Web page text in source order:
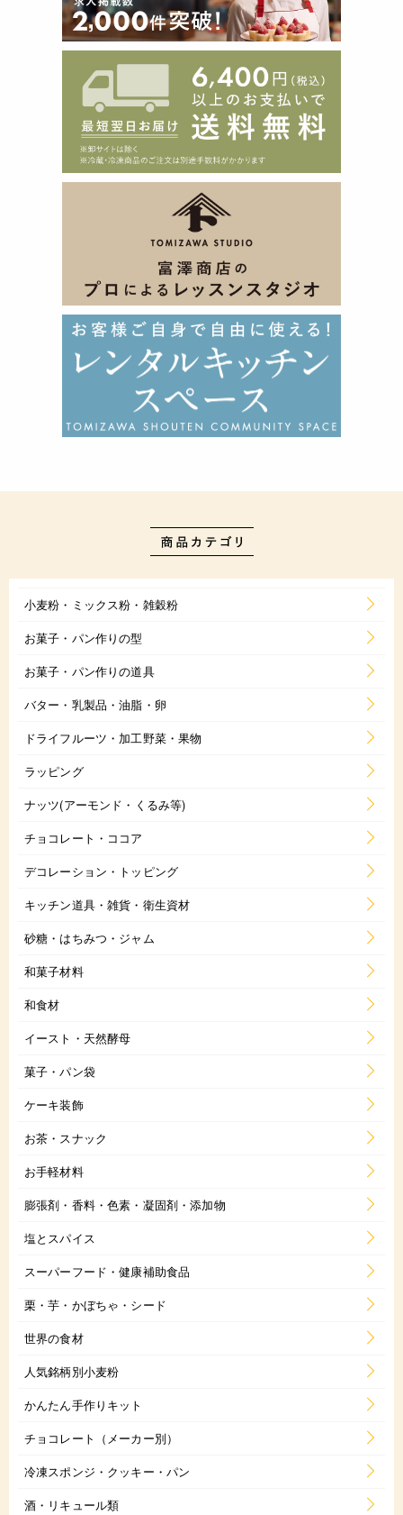
小麦粉・ミックス粉・雑穀粉
お菓子・パン作りの型
お菓子・パン作りの道具
バター・乳製品・油脂・卵
ドライフルーツ・加工野菜・果物
ラッピング
ナッツ(アーモンド・くるみ等)
チョコレート・ココア
デコレーション・トッピング
キッチン道具・雑貨・衛生資材
砂糖・はちみつ・ジャム
和菓子材料
和食材
イースト・天然酵母
菓子・パン袋
ケーキ装飾
お茶・スナック
お手軽材料
膨張剤・香料・色素・凝固剤・添加物
塩とスパイス
スーパーフード・健康補助食品
栗・芋・かぼちゃ・シード
世界の食材
人気銘柄別小麦粉
かんたん手作りキット
チョコレート（メーカー別）
冷凍スポンジ・クッキー・パン
酒・リキュール類